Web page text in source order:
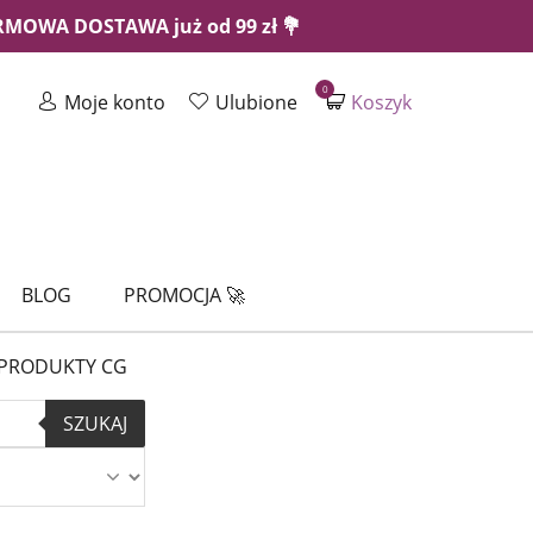
DOSTAWA już od 99 zł 💐
Moje konto Ulubione Koszyk
0
BLOG PROMOCJA 🚀
CG
SZUKAJ